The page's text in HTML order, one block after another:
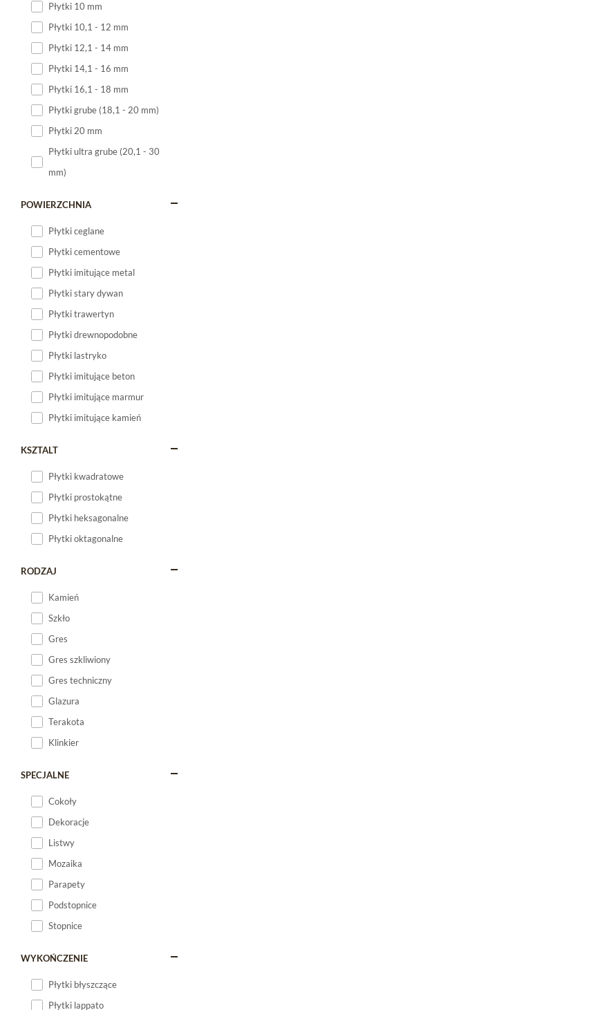
Płytki małe
Płytki 10 mm
Płytki 10,1 - 12 mm
Płytki 12,1 - 14 mm
Płytki 14,1 - 16 mm
Płytki 16,1 - 18 mm
Płytki grube (18,1 - 20 mm)
Płytki 20 mm
Płytki ultra grube (20,1 - 30
mm)
POWIERZCHNIA
Płytki ceglane
Płytki cementowe
Płytki imitujące metal
Płytki stary dywan
Płytki trawertyn
Płytki drewnopodobne
Płytki lastryko
Płytki imitujące beton
Płytki imitujące marmur
Płytki imitujące kamień
KSZTALT
Płytki kwadratowe
Płytki prostokątne
Płytki heksagonalne
Płytki oktagonalne
RODZAJ
Kamień
Szkło
Gres
Gres szkliwiony
Gres techniczny
Glazura
Terakota
Klinkier
SPECJALNE
Cokoły
Dekoracje
Listwy
Mozaika
Parapety
Podstopnice
Stopnice
WYKOŃCZENIE
Płytki błyszczące
Płytki lappato